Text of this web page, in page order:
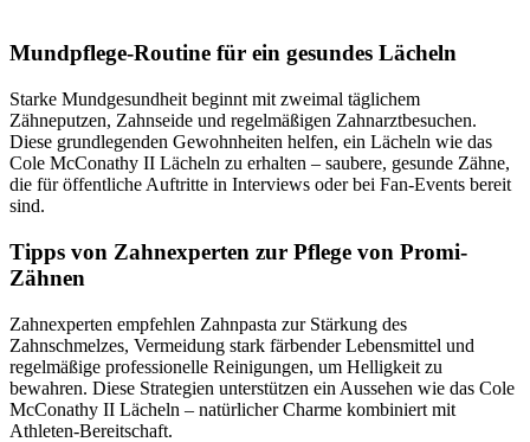
Mundpflege-Routine für ein gesundes Lächeln
Starke Mundgesundheit beginnt mit zweimal täglichem
Zähneputzen, Zahnseide und regelmäßigen Zahnarztbesuchen.
Diese grundlegenden Gewohnheiten helfen, ein Lächeln wie das
Cole McConathy II Lächeln zu erhalten – saubere, gesunde Zähne,
die für öffentliche Auftritte in Interviews oder bei Fan-Events bereit
sind.
Tipps von Zahnexperten zur Pflege von Promi-
Zähnen
Zahnexperten empfehlen Zahnpasta zur Stärkung des
Zahnschmelzes, Vermeidung stark färbender Lebensmittel und
regelmäßige professionelle Reinigungen, um Helligkeit zu
bewahren. Diese Strategien unterstützen ein Aussehen wie das Cole
McConathy II Lächeln – natürlicher Charme kombiniert mit
Athleten-Bereitschaft.